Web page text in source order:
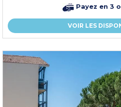
Payez en 3
VOIR LES